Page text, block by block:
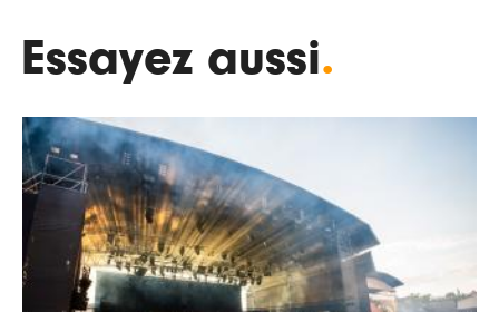
Essayez aussi.